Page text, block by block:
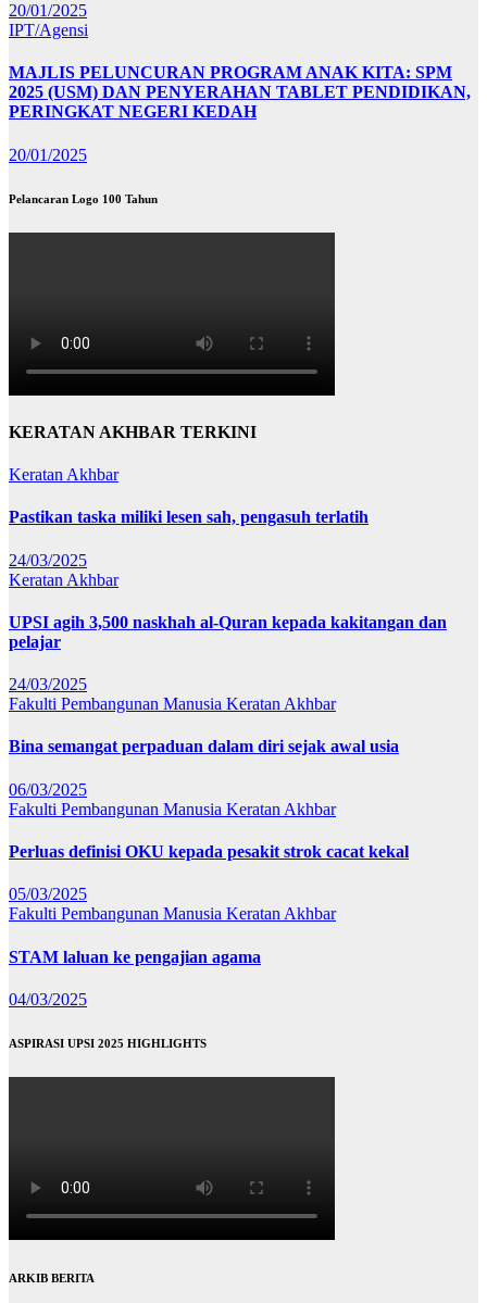
20/01/2025
IPT/Agensi
MAJLIS PELUNCURAN PROGRAM ANAK KITA: SPM
2025 (USM) DAN PENYERAHAN TABLET PENDIDIKAN,
PERINGKAT NEGERI KEDAH
20/01/2025
Pelancaran Logo 100 Tahun
KERATAN AKHBAR TERKINI
Keratan Akhbar
Pastikan taska miliki lesen sah, pengasuh terlatih
24/03/2025
Keratan Akhbar
UPSI agih 3,500 naskhah al-Quran kepada kakitangan dan
pelajar
24/03/2025
Fakulti Pembangunan Manusia Keratan Akhbar
Bina semangat perpaduan dalam diri sejak awal usia
06/03/2025
Fakulti Pembangunan Manusia Keratan Akhbar
Perluas definisi OKU kepada pesakit strok cacat kekal
05/03/2025
Fakulti Pembangunan Manusia Keratan Akhbar
STAM laluan ke pengajian agama
04/03/2025
ASPIRASI UPSI 2025 HIGHLIGHTS
ARKIB BERITA